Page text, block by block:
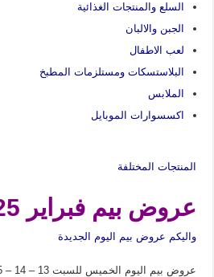
السلع والمنتجات الغذائية
الجبن والالبان
لعب الاطفال
البلاستسكات ومستلزمات المطبخ
الملابس
اكسسوارات الموبايل
وغيرها
المنتجات المختلفة
عروض بيم فبراير 2025
واليكم عروض بيم اليوم الجديدة